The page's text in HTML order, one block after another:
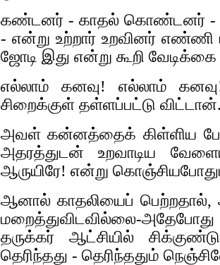
கண்டனர் - காதல் கொண்டனர் -
- என்று உற்றார் உறவினர் எண்ணி
ஜோடி இது என்று கூறி வேடிக்கை
எல்லாம் கனவு! எல்லாம்
சிறைக்குள் தள்ளப்பட்டு
அவள் கன்னத்தைக் கிள்ளிய
அதரத்துடன் உறவாடிய
ஆருயிரே! என்று
ஆனால் காதலியைப்
மறைத்துவிடவில்லை-
தருக்கர் ஆட்சியில்
தெரிந்தது - தெரிந்ததும்